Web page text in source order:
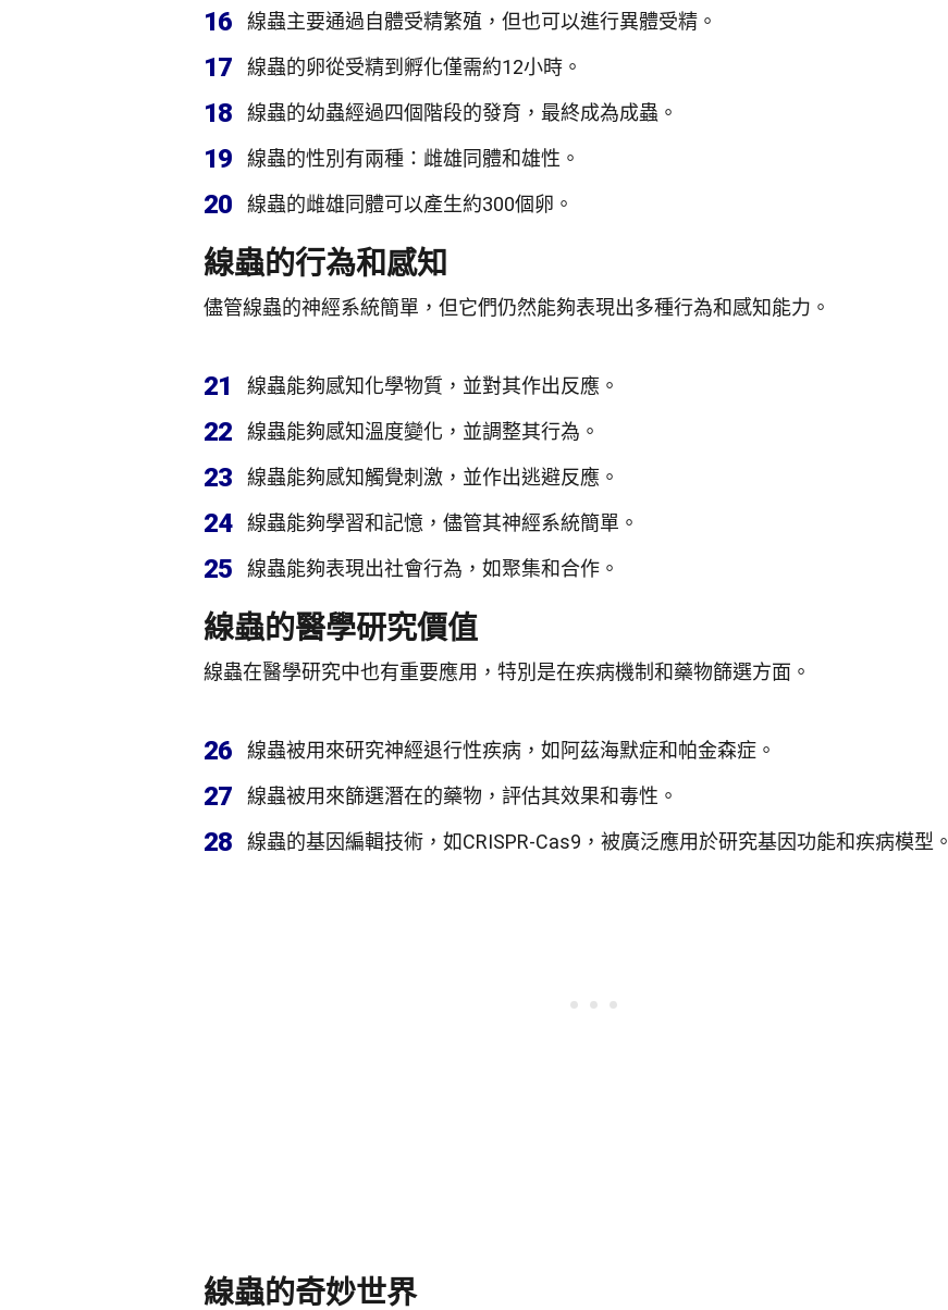
16 線蟲主要通過自體受精繁殖，但也可以進行異體受精。
17 線蟲的卵從受精到孵化僅需約12小時。
18 線蟲的幼蟲經過四個階段的發育，最終成為成蟲。
19 線蟲的性別有兩種：雌雄同體和雄性。
20 線蟲的雌雄同體可以產生約300個卵。
線蟲的行為和感知
儘管線蟲的神經系統簡單，但它們仍然能夠表現出多種行為和感知能力。
21 線蟲能夠感知化學物質，並對其作出反應。
22 線蟲能夠感知溫度變化，並調整其行為。
23 線蟲能夠感知觸覺刺激，並作出逃避反應。
24 線蟲能夠學習和記憶，儘管其神經系統簡單。
25 線蟲能夠表現出社會行為，如聚集和合作。
線蟲的醫學研究價值
線蟲在醫學研究中也有重要應用，特別是在疾病機制和藥物篩選方面。
26 線蟲被用來研究神經退行性疾病，如阿茲海默症和帕金森症。
27 線蟲被用來篩選潛在的藥物，評估其效果和毒性。
28 線蟲的基因編輯技術，如CRISPR-Cas9，被廣泛應用於研究基因功能和疾病模型。
線蟲的奇妙世界